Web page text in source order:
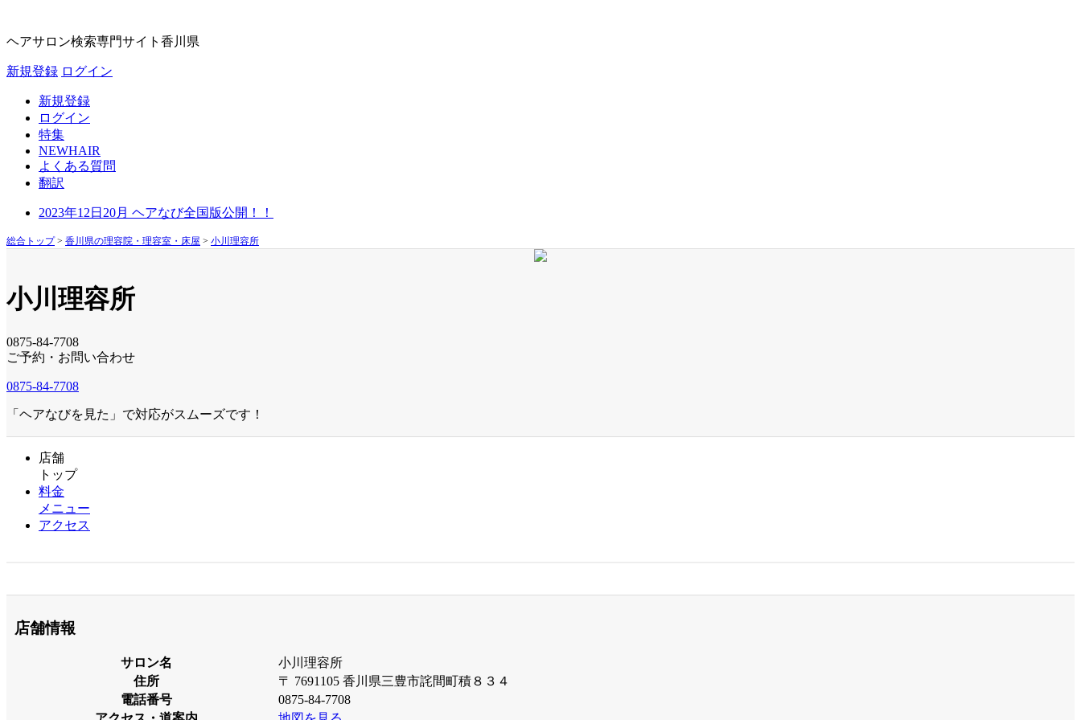
ヘアサロン検索専門サイト 香川県
新規登録 ログイン
新規登録
ログイン
特集
NEWHAIR
よくある質問
翻訳
2023年12日20月 ヘアなび全国版公開！！
総合トップ> 香川県の理容院・理容室・床屋 > 小川理容所
小川理容所
0875-84-7708
ご予約・お問い合わせ
0875-84-7708
「ヘアなびを見た」で対応がスムーズです！
店舗
トップ
料金
メニュー
アクセス
店舗情報
サロン名
小川理容所
住所
〒 7691105 香川県三豊市詫間町積８３４
電話番号
0875-84-7708